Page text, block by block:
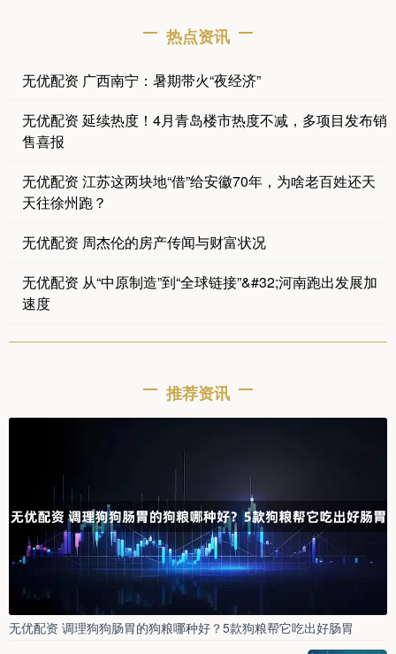
热点资讯
无优配资 广西南宁：暑期带火“夜经济”
无优配资 延续热度！4月青岛楼市热度不减，多项目发布销
售喜报
无优配资 江苏这两块地“借”给安徽70年，为啥老百姓还天
天往徐州跑？
无优配资 周杰伦的房产传闻与财富状况
无优配资 从“中原制造”到“全球链接”&#32;河南跑出发展加
速度
推荐资讯
无优配资 调理狗狗肠胃的狗粮哪种好？5款狗粮帮它吃出好肠胃